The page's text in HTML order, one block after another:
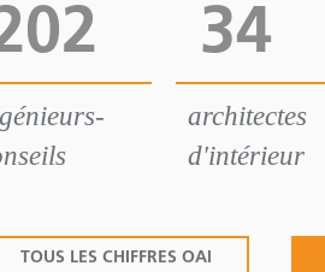
34
architectes
d'intérieur
TOUS LES CHIFFRES OAI